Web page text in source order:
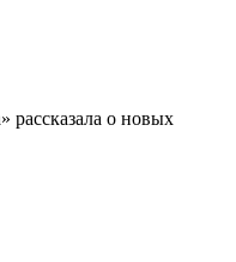
рассказала о новых